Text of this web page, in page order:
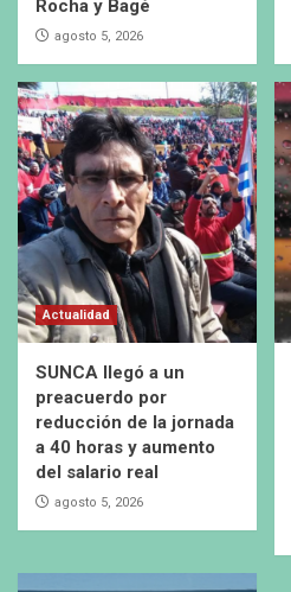
Rocha y Bagé
agosto 5, 2026
Actualidad
SUNCA llegó a un
preacuerdo por
reducción de la jornada
a 40 horas y aumento
del salario real
agosto 5, 2026